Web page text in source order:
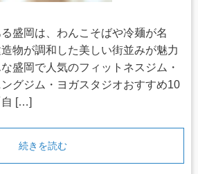
盛岡は、わんこそばや冷麺が名
物が調和した美しい街並みが魅力
盛岡で人気のフィットネスジム・
グジム・ヨガスタジオおすすめ10
自 […]
続きを読む